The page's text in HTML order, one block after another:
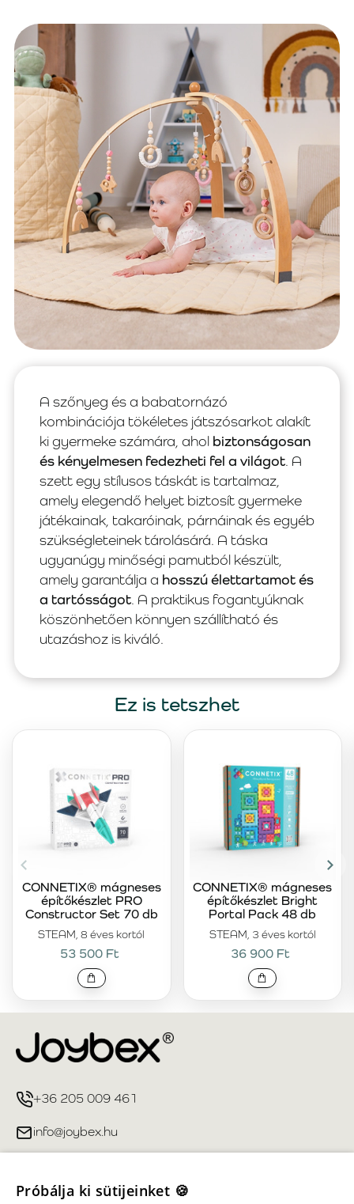
A szőnyeg és a babatornázó
kombinációja tökéletes játszósarkot alakít
ki gyermeke számára, ahol biztonságosan
és kényelmesen fedezheti fel a világot. A
szett egy stílusos táskát is tartalmaz,
amely elegendő helyet biztosít gyermeke
játékainak, takaróinak, párnáinak és egyéb
szükségleteinek tárolásárá. A táska
ugyanúgy minőségi pamutból készült,
amely garantálja a hosszú élettartamot és
a tartósságot. A praktikus fogantyúknak
köszönhetően könnyen szállítható és
utazáshoz is kiváló.
Ez is tetszhet
STEAM, 8 éves kortól
CONNETIX® mágneses
építőkészlet PRO
Constructor Set 70 db
53 500 Ft
STEAM, 3 éves kortól
CONNETIX® mágneses
építőkészlet Bright
Portal Pack 48 db
36 900 Ft
+36 205 009 461
info@joybex.hu
Próbálja ki sütijeinket 🍪